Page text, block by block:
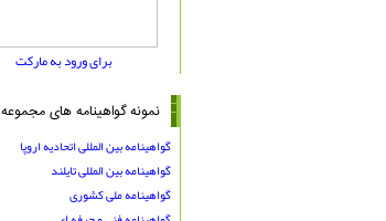
برای ورود به مارکت
نمونه گواهینامه های مجموعه
گواهینامه بین المللی اتحادیه اروپا
گواهینامه بین المللی تایلند
گواهینامه ملی کشوری